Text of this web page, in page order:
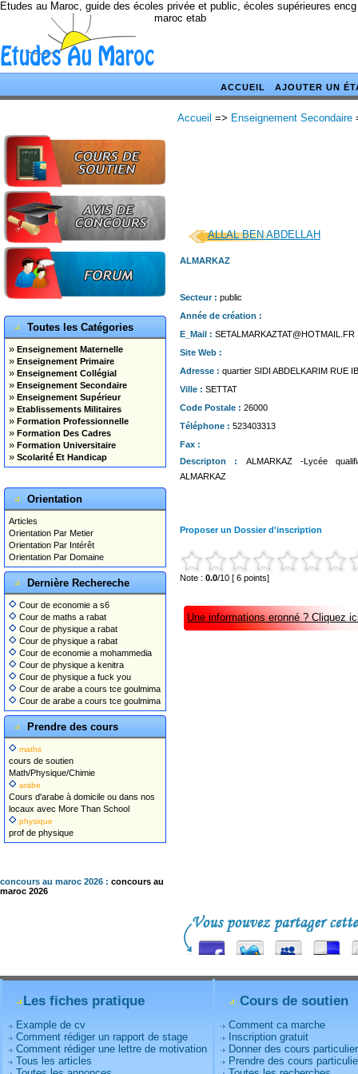
Etudes au Maroc, guide des écoles privée et public, écoles supérieures
maroc etab
ACCUEIL AJOUTER UN
Toutes les Catégories
» Enseignement Maternelle
» Enseignement Primaire
» Enseignement Collégial
» Enseignement Secondaire
» Enseignement Supérieur
» Etablissements Militaires
» Formation Professionnelle
» Formation Des Cadres
» Formation Universitaire
» Scolarité Et Handicap
Orientation
Articles
Orientation Par Metier
Orientation Par Intérêt
Orientation Par Domaine
Dernière Rechereche
Cour de economie a s6
Cour de maths a rabat
Cour de physique a rabat
Cour de physique a rabat
Cour de economie a mohammedia
Cour de physique a kenitra
Cour de physique a fuck you
Cour de arabe a cours tce goulmima
Cour de arabe a cours tce goulmima
Prendre des cours
maths
cours de soutien
Math/Physique/Chimie
arabe
Cours d'arabe à domicile ou dans nos
locaux avec More Than School
physique
prof de physique
concours au maroc 2026 : concours au
maroc 2026
Accueil => Enseignement Secondaire
ALLAL BEN ABDELLAH
ALMARKAZ
Secteur : public
Année de création :
E_Mail : SETALMARKAZTAT@HOTMAIL.FR
Site Web :
Adresse : quartier SIDI ABDELKARIM RUE
Ville : SETTAT
Code Postale : 26000
Téléphone : 523403313
Fax :
Descripton : ALMARKAZ -Lycée
ALMARKAZ
Proposer un Dossier d'inscription
Note : 0.0/10 [ 6 points]
Une informations eronné ? Cliquez
Les fiches pratique
Example de cv
Comment rédiger un rapport de stage
Comment rédiger une lettre de motivation
Tous les articles
Cours de soutien
Comment ca marche
Inscription gratuit
Donner des cours
Prendre des cours